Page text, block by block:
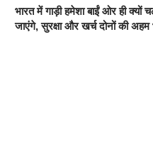
भारत में गाड़ी हमेशा बाईं ओर ही
जाएंगे, सुरक्षा और खर्च दोनों की अहम